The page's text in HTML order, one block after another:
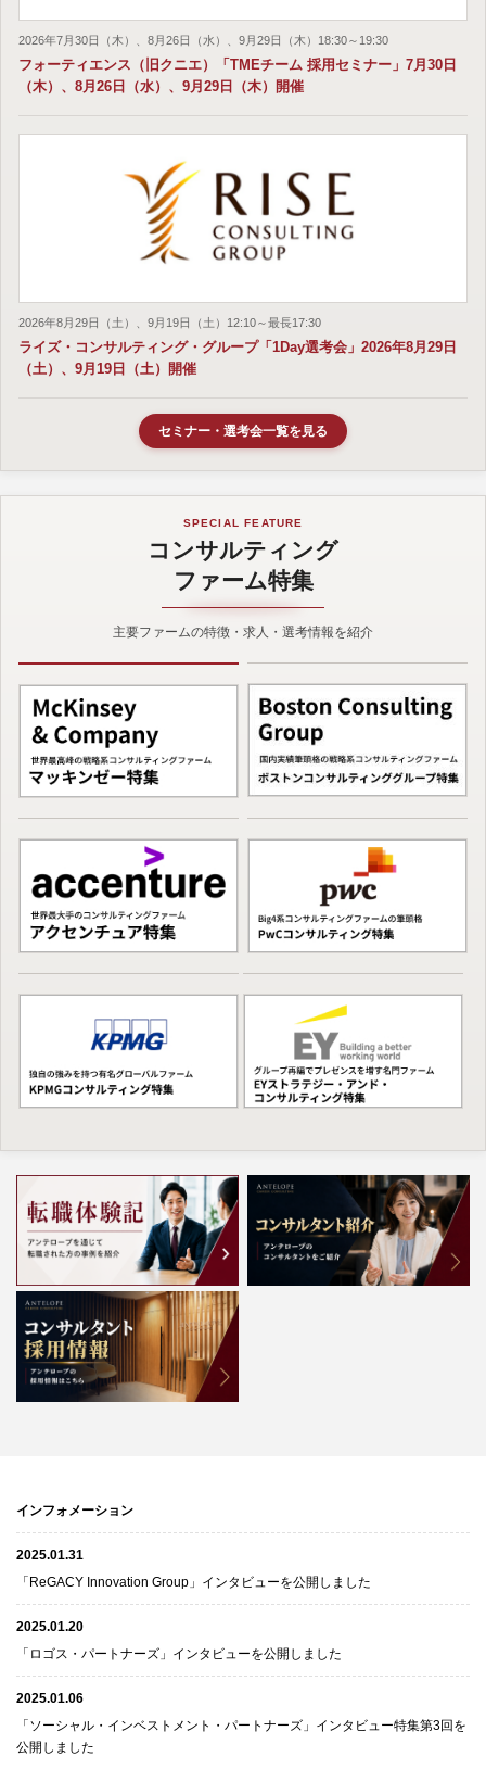
2026年7月30日（木）、8月26日（水）、9月29日（木）18:30～19:30
フォーティエンス（旧クニエ）「TMEチーム 採用セミナー」7月30日
（木）、8月26日（水）、9月29日（木）開催
2026年8月29日（土）、9月19日（土）12:10～最長17:30
ライズ・コンサルティング・グループ「1Day選考会」2026年8月29日
（土）、9月19日（土）開催
セミナー・選考会一覧を見る
SPECIAL FEATURE
コンサルティング
ファーム特集
主要ファームの特徴・求人・選考情報を紹介
インフォメーション
2025.01.31
「ReGACY Innovation Group」インタビューを公開しました
2025.01.20
「ロゴス・パートナーズ」インタビューを公開しました
2025.01.06
「ソーシャル・インベストメント・パートナーズ」インタビュー特集第3回を
公開しました